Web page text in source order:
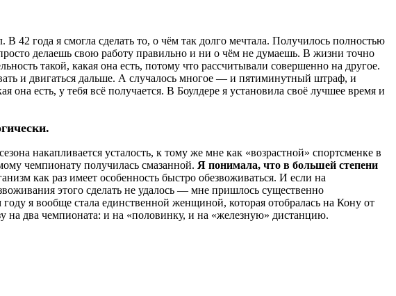
года я смогла сделать то, о чём так долго мечтала. Получилось полностью
делаешь свою работу правильно и ни о чём не думаешь. В жизни точно
такой, какая она есть, потому что рассчитывали совершенно на другое.
и двигаться дальше. А случалось многое — и пятиминутный штраф, и
есть, у тебя всё получается. В Боулдере я установила своё лучшее время и
накапливается усталость, к тому же мне как «возрастной» спортсменке в
чемпионату получилась смазанной. Я понимала, что в большей степени
как раз имеет особенность быстро обезвоживаться. И если на
этого сделать не удалось — мне пришлось существенно
я вообще стала единственной женщиной, которая отобралась на Кону от
на два чемпионата: и на «половинку, и на «железную» дистанцию.